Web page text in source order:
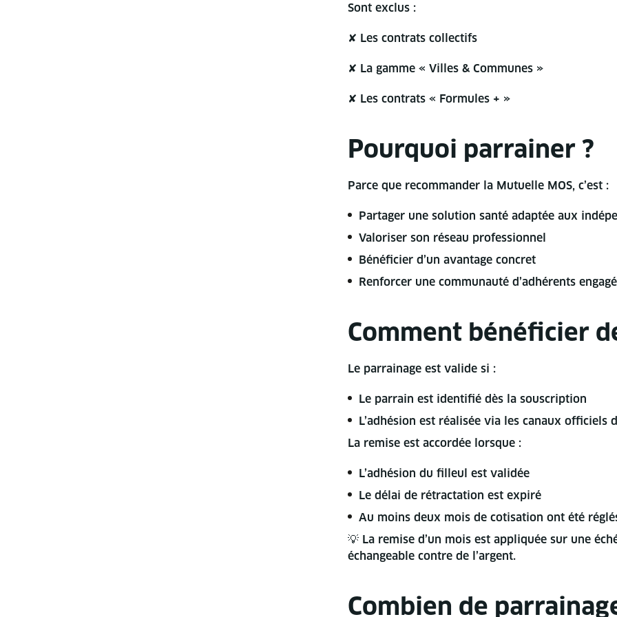
Sont exclus :
✘ Les contrats collectifs
✘ La gamme « Villes & Communes »
✘ Les contrats « Formules + »
Pourquoi parrainer ?
Parce que recommander la Mutuelle MOS, c’est :
Partager une solution santé adaptée aux
Valoriser son réseau professionnel
Bénéficier d’un avantage concret
Renforcer une communauté d’adhérents
Comment bénéficier
Le parrainage est valide si :
Le parrain est identifié dès la souscription
L’adhésion est réalisée via les canaux officiels
La remise est accordée lorsque :
L’adhésion du filleul est validée
Le délai de rétractation est expiré
Au moins deux mois de cotisation ont été
💡 La remise d’un mois est appliquée sur une
échangeable contre de l’argent.
Combien de